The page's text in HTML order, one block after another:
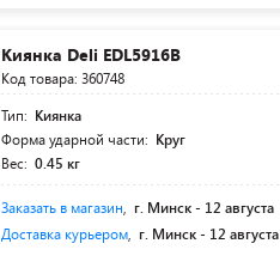
Киянка Deli EDL5916B
Код товара: 360748
Тип: Киянка
Форма ударной части: Круг
Вес: 0.45 кг
Заказать в магазин г. Минск - 12 августа
Доставка курьером г. Минск - 12 августа